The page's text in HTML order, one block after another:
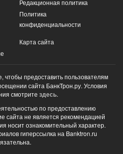
Редакционная политика
Политика
конфиденциальности
Карта сайта
, чтобы предоставить пользователям
сайта БанкТрон.ру. Условия
смотрите здесь.
по предоставлению
сайта не является рекомендацией
носит ознакомительный характер.
гиперссылка на Banktron.ru